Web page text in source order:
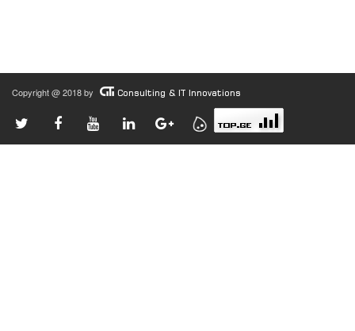
Copyright @ 2018 by Consulting & IT Innovations